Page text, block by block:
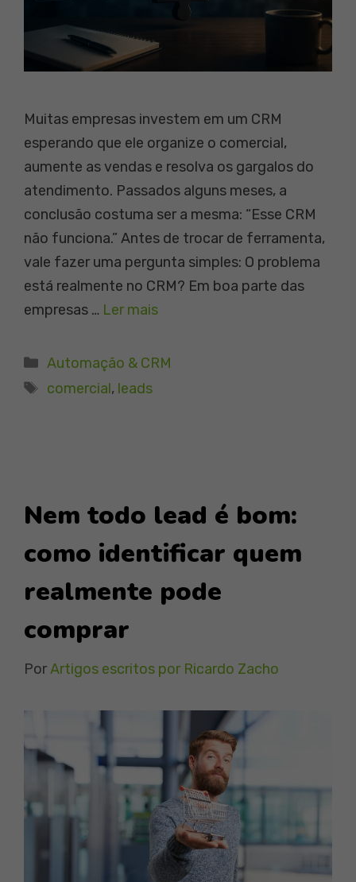
Muitas empresas investem em um CRM
esperando que ele organize o comercial,
aumente as vendas e resolva os gargalos do
atendimento. Passados alguns meses, a
conclusão costuma ser a mesma: “Esse CRM
não funciona.” Antes de trocar de ferramenta,
vale fazer uma pergunta simples: O problema
está realmente no CRM? Em boa parte das
empresas … Ler mais
Categorias
Automação & CRM
Tags
comercial, leads
Nem todo lead é bom:
como identificar quem
realmente pode
comprar
PorArtigos escritos por Ricardo Zacho